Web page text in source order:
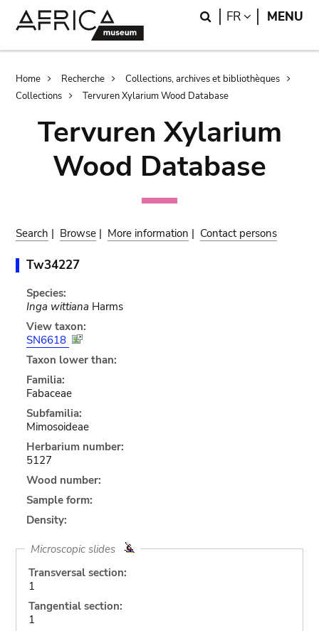
Search
FR LANGUAGE
MENU
Breadcrumb
Home Recherche
Collections, archives et bibliothèques
Collections
Tervuren Xylarium Wood Database
Tervuren Xylarium
Wood Database
Search | Browse | More information | Contact persons
Tw34227
Species:
Inga wittiana Harms
View taxon:
SN6618
Taxon lower than:
Familia:
Fabaceae
Subfamilia:
Mimosoideae
Herbarium number:
5127
Wood number:
Sample form:
Density:
Microscopic slides
Transversal section:
1
Tangential section:
1